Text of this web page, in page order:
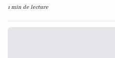
1 min de lecture